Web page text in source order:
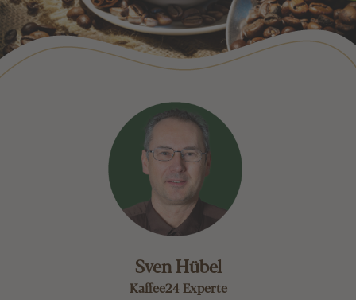
Sven Hübel
Kaffee24 Experte